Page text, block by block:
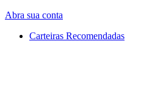
Abra sua conta
Carteiras Recomendadas